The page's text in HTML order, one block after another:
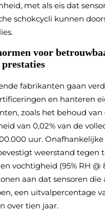
met als eis dat
schokcycli kunnen
voor
fabrikanten gaan
en hanteren
zoals het behoud van
van 0,02% van de
uur. Onafhankelijke
weerstand tegen
vochtigheid (95% RH @
aan dat sensoren die
een uitvalpercentage
over tien jaar.